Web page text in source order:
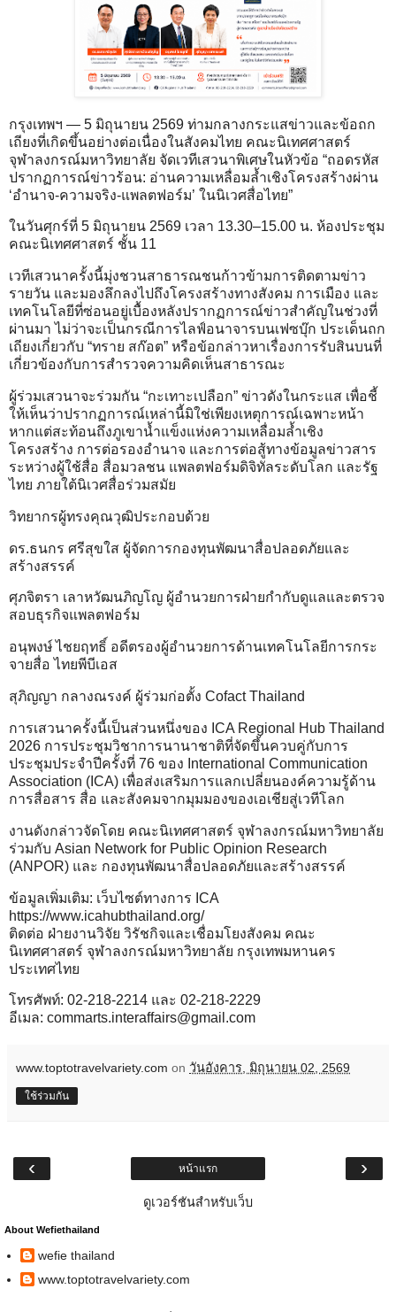
กรุงเทพฯ — 5 มิถุนายน 2569 ท่ามกลางกระแสข่าวและข้อถก
เถียงที่เกิดขึ้นอย่างต่อเนื่องในสังคมไทย คณะนิเทศศาสตร์
จุฬาลงกรณ์มหาวิทยาลัย จัดเวทีเสวนาพิเศษในหัวข้อ “ถอดรหัส
ปรากฏการณ์ข่าวร้อน: อ่านความเหลื่อมล้ำเชิงโครงสร้างผ่าน
‘อำนาจ-ความจริง-แพลตฟอร์ม’ ในนิเวศสื่อไทย”
ในวันศุกร์ที่ 5 มิถุนายน 2569 เวลา 13.30–15.00 น. ห้องประชุม
คณะนิเทศศาสตร์ ชั้น 11
เวทีเสวนาครั้งนี้มุ่งชวนสาธารณชนก้าวข้ามการติดตามข่าว
รายวัน และมองลึกลงไปถึงโครงสร้างทางสังคม การเมือง และ
เทคโนโลยีที่ซ่อนอยู่เบื้องหลังปรากฏการณ์ข่าวสำคัญในช่วงที่
ผ่านมา ไม่ว่าจะเป็นกรณีการไลฟ์อนาจารบนเฟซบุ๊ก ประเด็นถก
เถียงเกี่ยวกับ “ทราย สก๊อต” หรือข้อกล่าวหาเรื่องการรับสินบนที่
เกี่ยวข้องกับการสำรวจความคิดเห็นสาธารณะ
ผู้ร่วมเสวนาจะร่วมกัน “กะเทาะเปลือก” ข่าวดังในกระแส เพื่อชี้
ให้เห็นว่าปรากฏการณ์เหล่านี้มิใช่เพียงเหตุการณ์เฉพาะหน้า
หากแต่สะท้อนถึงภูเขาน้ำแข็งแห่งความเหลื่อมล้ำเชิง
โครงสร้าง การต่อรองอำนาจ และการต่อสู้ทางข้อมูลข่าวสาร
ระหว่างผู้ใช้สื่อ สื่อมวลชน แพลตฟอร์มดิจิทัลระดับโลก และรัฐ
ไทย ภายใต้นิเวศสื่อร่วมสมัย
วิทยากรผู้ทรงคุณวุฒิประกอบด้วย
ดร.ธนกร ศรีสุขใส ผู้จัดการกองทุนพัฒนาสื่อปลอดภัยและ
สร้างสรรค์
ศุภจิตรา เลาหวัฒนภิญโญ ผู้อำนวยการฝ่ายกำกับดูแลและตรวจ
สอบธุรกิจแพลตฟอร์ม
อนุพงษ์ ไชยฤทธิ์ อดีตรองผู้อำนวยการด้านเทคโนโลยีการกระ
จายสื่อ ไทยพีบีเอส
สุภิญญา กลางณรงค์ ผู้ร่วมก่อตั้ง Cofact Thailand
การเสวนาครั้งนี้เป็นส่วนหนึ่งของ ICA Regional Hub Thailand
2026 การประชุมวิชาการนานาชาติที่จัดขึ้นควบคู่กับการ
ประชุมประจำปีครั้งที่ 76 ของ International Communication
Association (ICA) เพื่อส่งเสริมการแลกเปลี่ยนองค์ความรู้ด้าน
การสื่อสาร สื่อ และสังคมจากมุมมองของเอเชียสู่เวทีโลก
งานดังกล่าวจัดโดย คณะนิเทศศาสตร์ จุฬาลงกรณ์มหาวิทยาลัย
ร่วมกับ Asian Network for Public Opinion Research
(ANPOR) และ กองทุนพัฒนาสื่อปลอดภัยและสร้างสรรค์
ข้อมูลเพิ่มเติม: เว็บไซต์ทางการ ICA
https://www.icahubthailand.org/
ติดต่อ ฝ่ายงานวิจัย วิรัชกิจและเชื่อมโยงสังคม คณะ
นิเทศศาสตร์ จุฬาลงกรณ์มหาวิทยาลัย กรุงเทพมหานคร
ประเทศไทย
โทรศัพท์: 02-218-2214 และ 02-218-2229
อีเมล: commarts.interaffairs@gmail.com
www.toptotravelvariety.com on วันอังคาร, มิถุนายน 02, 2569
ใช้ร่วมกัน
‹ ›
หน้าแรก
ดูเวอร์ชันสำหรับเว็บ
About Wefiethailand
wefie thailand
www.toptotravelvariety.com